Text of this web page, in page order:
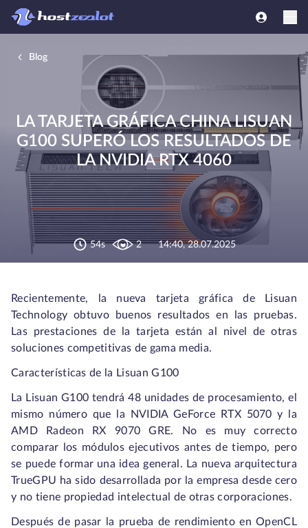
Blog
LA TARJETA GRÁFICA CHINA LISUAN
G100 SUPERÓ LOS RESULTADOS DE
LA NVIDIA RTX 4060
54s 2 14:40, 28.07.2025
Recientemente, la nueva tarjeta gráfica de Lisuan
Technology obtuvo buenos resultados en las pruebas.
Las prestaciones de la tarjeta están al nivel de otras
soluciones competitivas de gama media.
Características de la Lisuan G100
La Lisuan G100 tendrá 48 unidades de procesamiento, el
mismo número que la NVIDIA GeForce RTX 5070 y la
AMD Radeon RX 9070 GRE. No es muy correcto
comparar los módulos ejecutivos antes de tiempo, pero
se puede formar una idea general. La nueva arquitectura
TrueGPU ha sido desarrollada por la empresa desde cero
y no tiene propiedad intelectual de otras corporaciones.
Después de pasar la prueba de rendimiento en OpenCL